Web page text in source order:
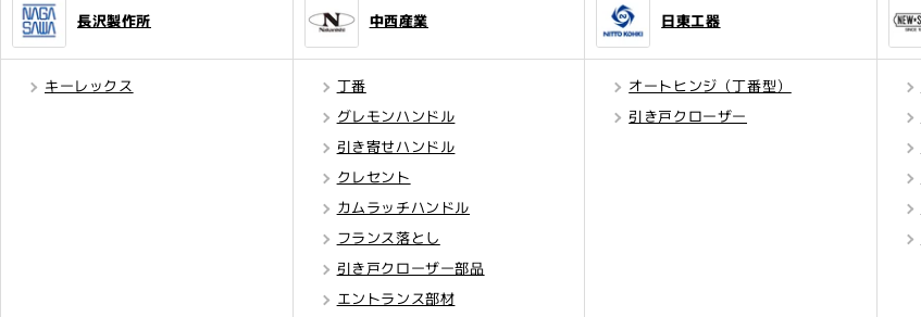
長沢製作所
キーレックス
中西産業
丁番
グレモンハンドル
引き寄せハンドル
クレセント
カムラッチハンドル
フランス落とし
引き戸クローザー部品
エントランス部材
日東工器
オートヒンジ（丁番型）
引き戸クローザー